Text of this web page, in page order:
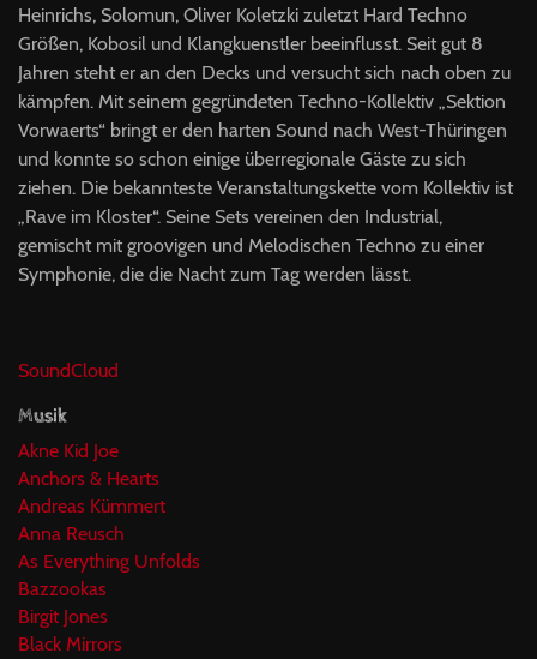
Heinrichs, Solomun, Oliver Koletzki zuletzt Hard Techno
Größen, Kobosil und Klangkuenstler beeinflusst. Seit gut 8
Jahren steht er an den Decks und versucht sich nach oben zu
kämpfen. Mit seinem gegründeten Techno-Kollektiv „Sektion
Vorwaerts“ bringt er den harten Sound nach West-Thüringen
und konnte so schon einige überregionale Gäste zu sich
ziehen. Die bekannteste Veranstaltungskette vom Kollektiv ist
„Rave im Kloster“. Seine Sets vereinen den Industrial,
gemischt mit groovigen und Melodischen Techno zu einer
Symphonie, die die Nacht zum Tag werden lässt.
SoundCloud
Musik
Akne Kid Joe
Anchors & Hearts
Andreas Kümmert
Anna Reusch
As Everything Unfolds
Bazzookas
Birgit Jones
Black Mirrors